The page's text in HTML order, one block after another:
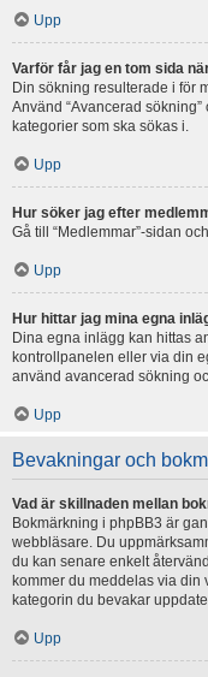
Upp
Varför får jag en tom sida
Din sökning resulterade i för
Använd “Avancerad
kategorier som ska sökas i.
Upp
Hur söker jag efter
Gå till “Medlemmar”-sidan
Upp
Hur hittar jag mina egna
Dina egna inlägg kan hittas
kontrollpanelen eller via din
använd avancerad sökning
Upp
Bevakningar och
Vad är skillnaden mellan
Bokmärkning i phpBB3 är
webbläsare. Du
du kan senare enkelt
kommer du meddelas via
kategorin du bevakar
Upp